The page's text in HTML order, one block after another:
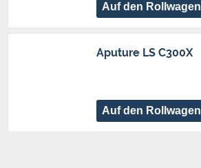
Auf den Rollwagen
Aputure LS C300X
Auf den Rollwagen